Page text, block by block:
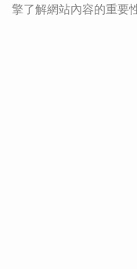
擎了解網站內容的重要